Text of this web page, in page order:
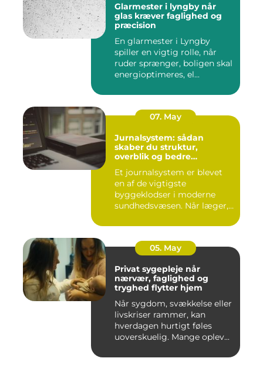
Glarmester i lyngby når
glas kræver faglighed og
præcision
En glarmester i Lyngby
spiller en vigtig rolle, når
ruder sprænger, boligen skal
energioptimeres, el...
07. May
Jurnalsystem: sådan
skaber du struktur,
overblik og bedre
Et journalsystem er blevet
en af de vigtigste
byggeklodser i moderne
sundhedsvæsen. Når læger,
05. May
Privat sygepleje når
nærvær, faglighed og
tryghed flytter hjem
Når sygdom, svækkelse eller
livskriser rammer, kan
hverdagen hurtigt føles
uoverskuelig. Mange oplev...